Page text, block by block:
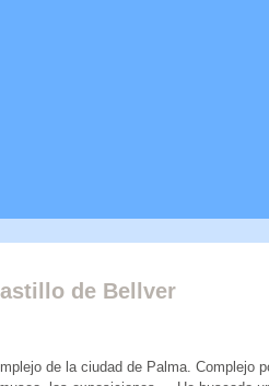
de Bellver
de la ciudad de Palma. Complejo